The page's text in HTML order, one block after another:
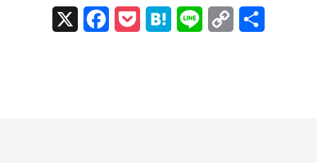
Facebook
Pocket Hatena Line
Copy